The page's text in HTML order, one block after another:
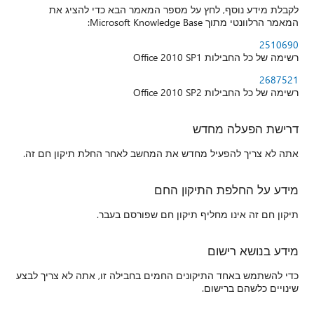
לקבלת מידע נוסף, לחץ על מספר המאמר הבא כדי להציג את
המאמר הרלוונטי מתוך Microsoft Knowledge Base:
2510690
רשימה של כל החבילות Office 2010 SP1
2687521
רשימה של כל החבילות Office 2010 SP2
דרישת הפעלה מחדש
אתה לא צריך להפעיל מחדש את המחשב לאחר החלת תיקון חם זה.
מידע על החלפת התיקון החם
תיקון חם זה אינו מחליף תיקון חם שפורסם בעבר.
מידע בנושא רישום
כדי להשתמש באחד התיקונים החמים בחבילה זו, אתה לא צריך לבצע
שינויים כלשהם ברישום.